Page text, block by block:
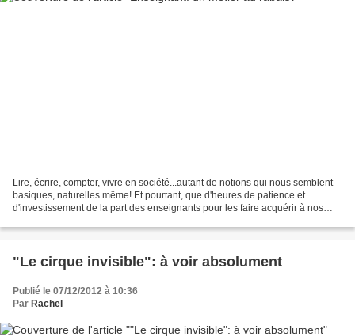
Lire, écrire, compter, vivre en société...autant de notions qui nous semblent
basiques, naturelles même! Et pourtant, que d'heures de patience et
d'investissement de la part des enseignants pour les faire acquérir à nos
"Le cirque invisible": à voir absolument
Publié le 07/12/2012 à 10:36
Par Rachel